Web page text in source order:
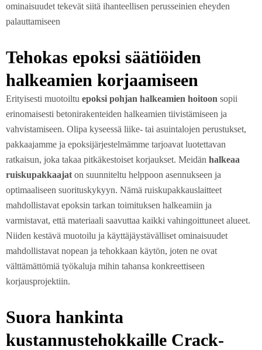
ominaisuudet tekevät siitä ihanteellisen perusseinien eheyden
palauttamiseen
Tehokas epoksi säätiöiden
halkeamien korjaamiseen
Erityisesti muotoiltu epoksi pohjan halkeamien hoitoon sopii
erinomaisesti betonirakenteiden halkeamien tiivistämiseen ja
vahvistamiseen. Olipa kyseessä liike- tai asuintalojen perustukset,
pakkaajamme ja epoksijärjestelmämme tarjoavat luotettavan
ratkaisun, joka takaa pitkäkestoiset korjaukset. Meidän halkeaa
ruiskupakkaajat on suunniteltu helppoon asennukseen ja
optimaaliseen suorituskykyyn. Nämä ruiskupakkauslaitteet
mahdollistavat epoksin tarkan toimituksen halkeamiin ja
varmistavat, että materiaali saavuttaa kaikki vahingoittuneet alueet.
Niiden kestävä muotoilu ja käyttäjäystävälliset ominaisuudet
mahdollistavat nopean ja tehokkaan käytön, joten ne ovat
välttämättömiä työkaluja mihin tahansa konkreettiseen
korjausprojektiin.
Suora hankinta
kustannustehokkaille Crack-